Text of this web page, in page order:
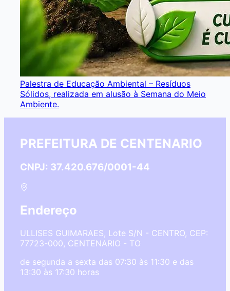
Palestra de Educação Ambiental – Resíduos
Sólidos, realizada em alusão à Semana do Meio
Ambiente.
PREFEITURA DE CENTENARIO
CNPJ: 37.420.676/0001-44
Endereço
ULLISES GUIMARAES, Lote S/N - CENTRO, CEP:
77723-000, CENTENARIO - TO
de segunda a sexta das 07:30 às 11:30 e das
13:30 às 17:30 horas